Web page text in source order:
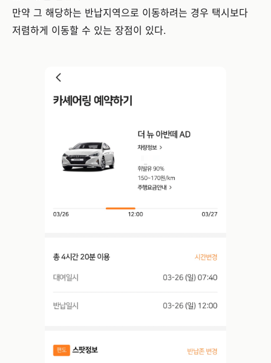
만약 그 해당하는 반납지역으로 이동하려는 경우 택시보다
저렴하게 이동할 수 있는 장점이 있다.